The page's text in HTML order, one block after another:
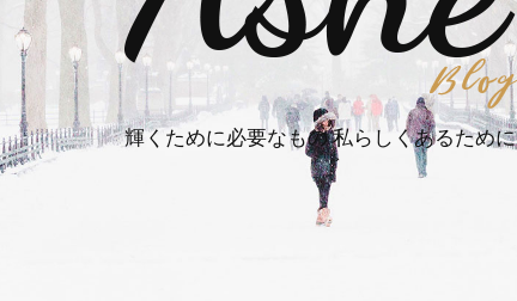
輝くために必要なもの 私らしくあるために